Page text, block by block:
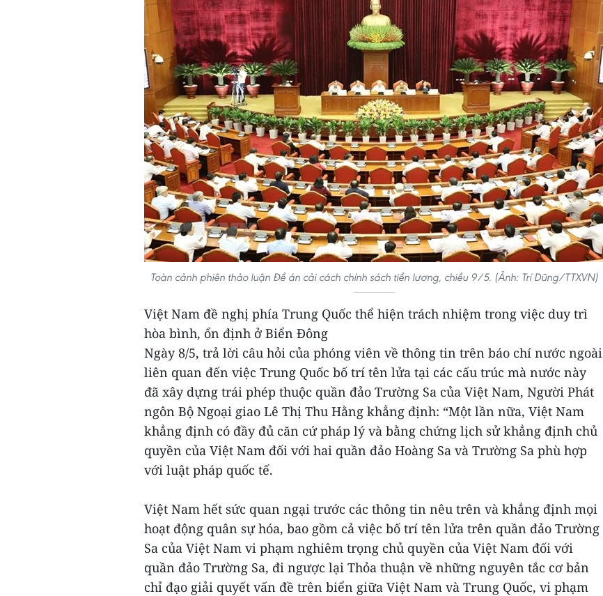
Toàn cảnh phiên thảo luận Đề án cải cách chính sách tiền lương, chiều 9/5. (Ảnh: Trí Dũng/TTXVN)
Việt Nam đề nghị phía Trung Quốc thể hiện trách nhiệm trong việc duy trì
hòa bình, ổn định ở Biển Đông
Ngày 8/5, trả lời câu hỏi của phóng viên về thông tin trên báo chí nước ngoài
liên quan đến việc Trung Quốc bố trí tên lửa tại các cấu trúc mà nước này
đã xây dựng trái phép thuộc quần đảo Trường Sa của Việt Nam, Người Phát
ngôn Bộ Ngoại giao Lê Thị Thu Hằng khẳng định: “Một lần nữa, Việt Nam
khẳng định có đầy đủ căn cứ pháp lý và bằng chứng lịch sử khẳng định chủ
quyền của Việt Nam đối với hai quần đảo Hoàng Sa và Trường Sa phù hợp
với luật pháp quốc tế.
Việt Nam hết sức quan ngại trước các thông tin nêu trên và khẳng định mọi
hoạt động quân sự hóa, bao gồm cả việc bố trí tên lửa trên quần đảo Trường
Sa của Việt Nam vi phạm nghiêm trọng chủ quyền của Việt Nam đối với
quần đảo Trường Sa, đi ngược lại Thỏa thuận về những nguyên tắc cơ bản
chỉ đạo giải quyết vấn đề trên biển giữa Việt Nam và Trung Quốc, vi phạm